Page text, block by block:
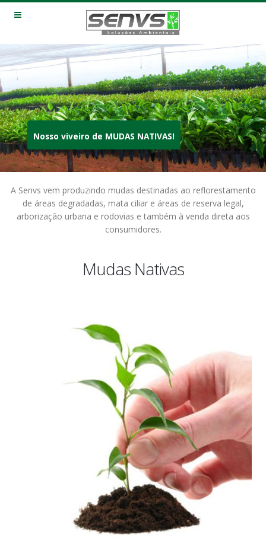
Nosso viveiro de MUDAS NATIVAS!
A Senvs vem produzindo mudas destinadas ao reflorestamento
de áreas degradadas, mata ciliar e áreas de reserva legal,
arborização urbana e rodovias e também à venda direta aos
consumidores.
Mudas Nativas